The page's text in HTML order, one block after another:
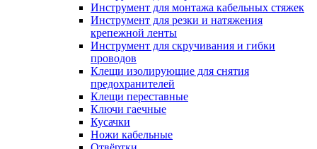
Инструмент для монтажа кабельных стяжек
Инструмент для резки и натяжения
крепежной ленты
Инструмент для скручивания и гибки
проводов
Клещи изолирующие для снятия
предохранителей
Клещи переставные
Ключи гаечные
Кусачки
Ножи кабельные